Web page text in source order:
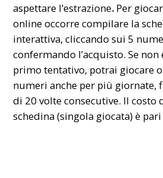
aspettare l’estrazione. Per
online occorre compilare la
interattiva, cliccando sui 5
confermando l’acquisto. Se
primo tentativo, potrai giocare
numeri anche per più giornate,
di 20 volte consecutive. Il costo
schedina (singola giocata) è pari